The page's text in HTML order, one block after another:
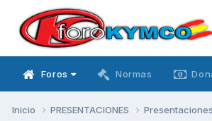
Foros Normas
Inicio PRESENTACIONES